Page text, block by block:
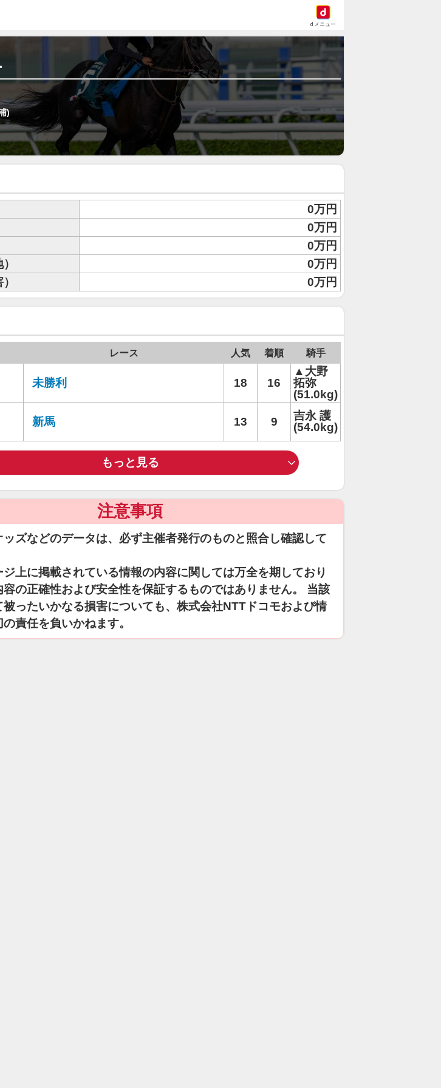
dメニュー
)
0万円
0万円
0万円
0万円
0万円
レース 人気 着順 騎手
未勝利 18 16
▲大野
拓弥
(51.0kg)
新馬 13 9
吉永 護
(54.0kg)
もっと見る
注意事項
ズなどのデータは、必ず主催者発行のものと照合し確認して
上に掲載されている情報の内容に関しては万全を期しており
容の正確性および安全性を保証するものではありません。 当該
ったいかなる損害についても、株式会社NTTドコモおよび情
責任を負いかねます。